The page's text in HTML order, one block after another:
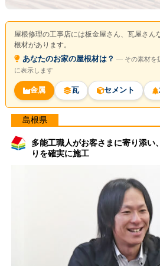
屋根修理の工事店には板金屋さん、瓦屋さん
根材があります。
あなたのお家の屋根材は？ ― その素材を
に表示します
金属 瓦 セメント
島根県
多能工職人がお客さまに寄り添い
りを確実に施工